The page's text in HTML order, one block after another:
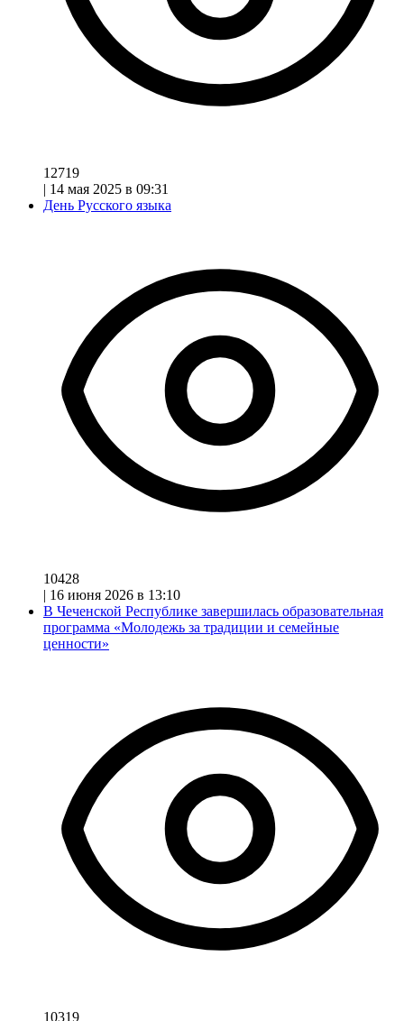
12719
| 14 мая 2025 в 09:31
День Русского языка
10428
| 16 июня 2026 в 13:10
В Чеченской Республике завершилась образовательная
программа «Молодежь за традиции и семейные
ценности»
10319